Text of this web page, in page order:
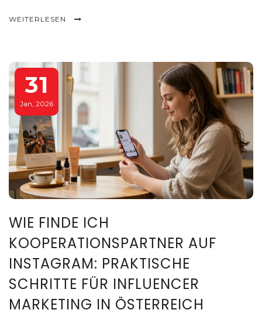
WEITERLESEN
31
Jan, 2026
WIE FINDE ICH
KOOPERATIONSPARTNER AUF
INSTAGRAM: PRAKTISCHE
SCHRITTE FÜR INFLUENCER
MARKETING IN ÖSTERREICH